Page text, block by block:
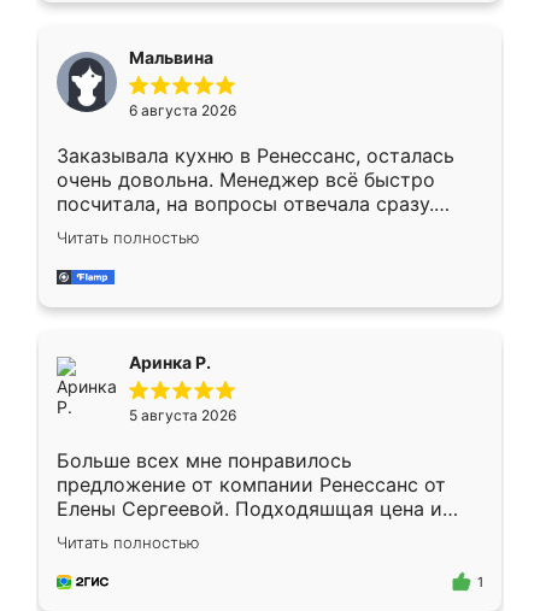
меньше, здесь же он более разнообразный.
Мне нравится ,если что-то потребуется из
мебели буду заказывать только здесь.
Мальвина
6 августа 2026
Заказывала кухню в Ренессанс, осталась
очень довольна. Менеджер всё быстро
посчитала, на вопросы отвечала сразу.
Замерщик приехал в субботу, подошёл к
делу со всей ответственностью. Собрали
за день, ребята работали аккуратно, даже
Читать полностью
Аринка Р.
5 августа 2026
Больше всех мне понравилось
предложение от компании Ренессанс от
Елены Сергеевой. Подходяшщая цена и
короткие сроки изготовления. Приехавший
для замера сотрудник Владислав
предложил по моему эскизу самый
Читать полностью
1